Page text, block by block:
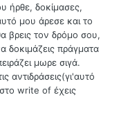
ήρθε, δοκίμασες,
μου άρεσε και το
βρεις τον δρόμο σου,
δοκιμάζεις πράγματα
μωρε σιγά.
αντιδράσεις(γι'αυτό
write of έχεις